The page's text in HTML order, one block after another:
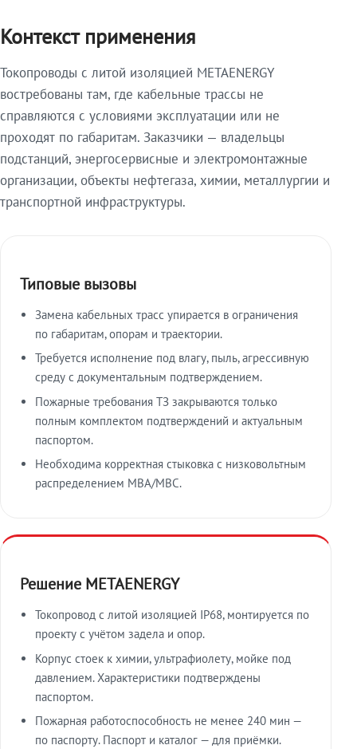
Контекст применения
Токопроводы с литой изоляцией METAENERGY
востребованы там, где кабельные трассы не
справляются с условиями эксплуатации или не
проходят по габаритам. Заказчики — владельцы
подстанций, энергосервисные и электромонтажные
организации, объекты нефтегаза, химии, металлургии и
транспортной инфраструктуры.
Типовые вызовы
Замена кабельных трасс упирается в ограничения
по габаритам, опорам и траектории.
Требуется исполнение под влагу, пыль, агрессивную
среду с документальным подтверждением.
Пожарные требования ТЗ закрываются только
полным комплектом подтверждений и актуальным
паспортом.
Необходима корректная стыковка с низковольтным
распределением МВА/МВС.
Решение METAENERGY
Токопровод с литой изоляцией IP68, монтируется по
проекту с учётом задела и опор.
Корпус стоек к химии, ультрафиолету, мойке под
давлением. Характеристики подтверждены
паспортом.
Пожарная работоспособность не менее 240 мин —
по паспорту. Паспорт и каталог — для приёмки.